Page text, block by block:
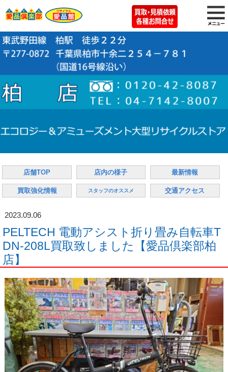
店舗TOP 店内の様子 最新情報
買取強化情報 スタッフのオススメ 交通アクセス
2023.09.06
PELTECH 電動アシスト折り畳み自転車T
DN-208L買取致しました【愛品倶楽部柏
店】